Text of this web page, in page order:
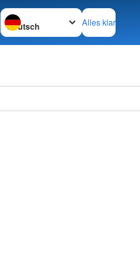
Sprache wechseln zu
Alles klar